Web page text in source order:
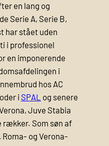
en lang og
Serie A, Serie B,
har stået uden
i professionel
en imponerende
i
hos AC
i SPAL og senere
Juve Stabia
rækker. Som søn af
og Verona-